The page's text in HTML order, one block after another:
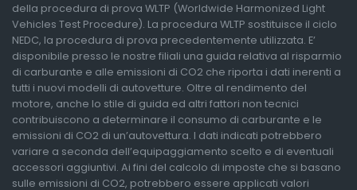
della procedura di prova WLTP (Worldwide Harmonized Light
Vehicles Test Procedure). La procedura WLTP sostituisce il ciclo
NEDC, la procedura di prova precedentemente utilizzata. E’
disponibile presso le nostre filiali una guida relativa al risparmio
di carburante e alle emissioni di CO2 che riporta i dati inerenti a
tutti i nuovi modelli di autovetture. Oltre al rendimento del
motore, anche lo stile di guida ed altri fattori non tecnici
contribuiscono a determinare il consumo di carburante e le
emissioni di CO2 di un’autovettura. I dati indicati potrebbero
variare a seconda dell’equipaggiamento scelto e di eventuali
accessori aggiuntivi. Ai fini del calcolo di imposte che si basano
sulle emissioni di CO2, potrebbero essere applicati valori